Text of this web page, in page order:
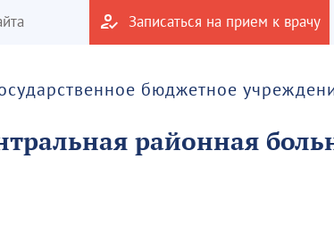
Записаться на прием к врачу
бюджетное
районная